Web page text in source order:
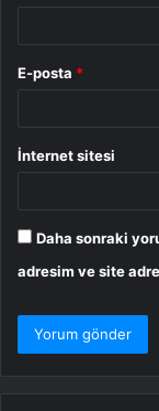
E-posta *
İnternet sitesi
Daha sonraki
adresim ve site